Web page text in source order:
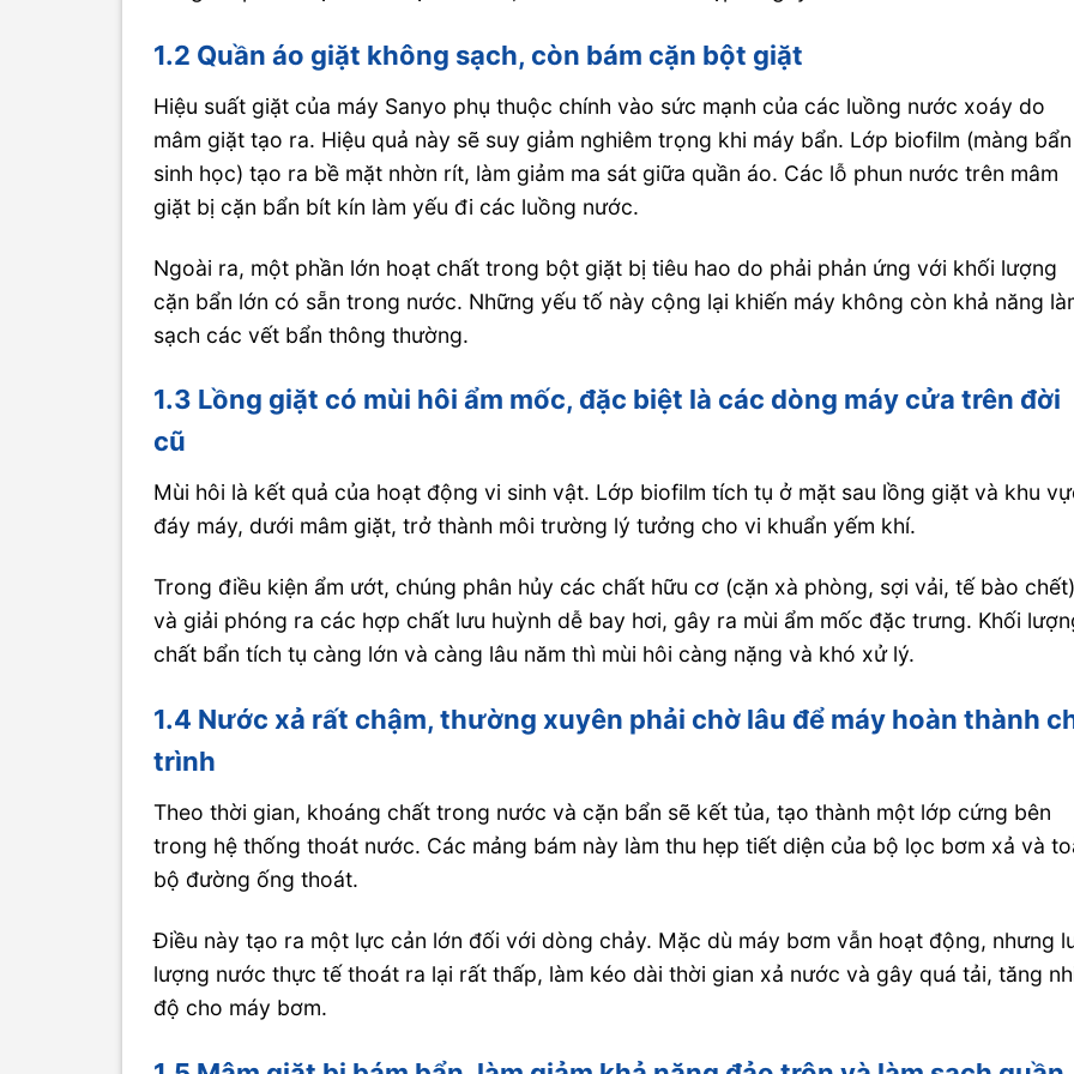
1.2 Quần áo giặt không sạch, còn bám cặn bột giặt
Hiệu suất giặt của máy Sanyo phụ thuộc chính vào sức mạnh của các luồng nước xoáy do
mâm giặt tạo ra. Hiệu quả này sẽ suy giảm nghiêm trọng khi máy bẩn. Lớp biofilm (màng bẩn
sinh học) tạo ra bề mặt nhờn rít, làm giảm ma sát giữa quần áo. Các lỗ phun nước trên mâm
giặt bị cặn bẩn bít kín làm yếu đi các luồng nước.
Ngoài ra, một phần lớn hoạt chất trong bột giặt bị tiêu hao do phải phản ứng với khối lượng
cặn bẩn lớn có sẵn trong nước. Những yếu tố này cộng lại khiến máy không còn khả năng
sạch các vết bẩn thông thường.
1.3 Lồng giặt có mùi hôi ẩm mốc, đặc biệt là các dòng máy cửa trên đời
cũ
Mùi hôi là kết quả của hoạt động vi sinh vật. Lớp biofilm tích tụ ở mặt sau lồng giặt và khu
đáy máy, dưới mâm giặt, trở thành môi trường lý tưởng cho vi khuẩn yếm khí.
Trong điều kiện ẩm ướt, chúng phân hủy các chất hữu cơ (cặn xà phòng, sợi vải, tế bào chết)
và giải phóng ra các hợp chất lưu huỳnh dễ bay hơi, gây ra mùi ẩm mốc đặc trưng. Khối
chất bẩn tích tụ càng lớn và càng lâu năm thì mùi hôi càng nặng và khó xử lý.
1.4 Nước xả rất chậm, thường xuyên phải chờ lâu để máy hoàn thành
trình
Theo thời gian, khoáng chất trong nước và cặn bẩn sẽ kết tủa, tạo thành một lớp cứng bên
trong hệ thống thoát nước. Các mảng bám này làm thu hẹp tiết diện của bộ lọc bơm xả và
bộ đường ống thoát.
Điều này tạo ra một lực cản lớn đối với dòng chảy. Mặc dù máy bơm vẫn hoạt động, nhưng
lượng nước thực tế thoát ra lại rất thấp, làm kéo dài thời gian xả nước và gây quá tải, tăng
độ cho máy bơm.